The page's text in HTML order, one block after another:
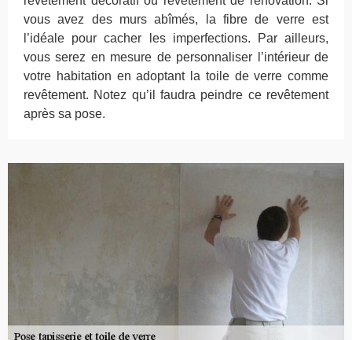
vous avez des murs abîmés, la fibre de verre est
l’idéale pour cacher les imperfections. Par ailleurs,
vous serez en mesure de personnaliser l’intérieur de
votre habitation en adoptant la toile de verre comme
revêtement. Notez qu’il faudra peindre ce revêtement
après sa pose.